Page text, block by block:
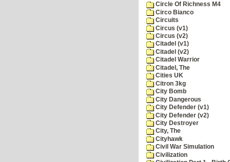
Circle Of Richness M4
Circo Bianco
Circuits
Circus (v1)
Circus (v2)
Citadel (v1)
Citadel (v2)
Citadel Warrior
Citadel, The
Cities UK
Citron 3kg
City Bomb
City Dangerous
City Defender (v1)
City Defender (v2)
City Destroyer
City, The
Cityhawk
Civil War Simulation
Civilization